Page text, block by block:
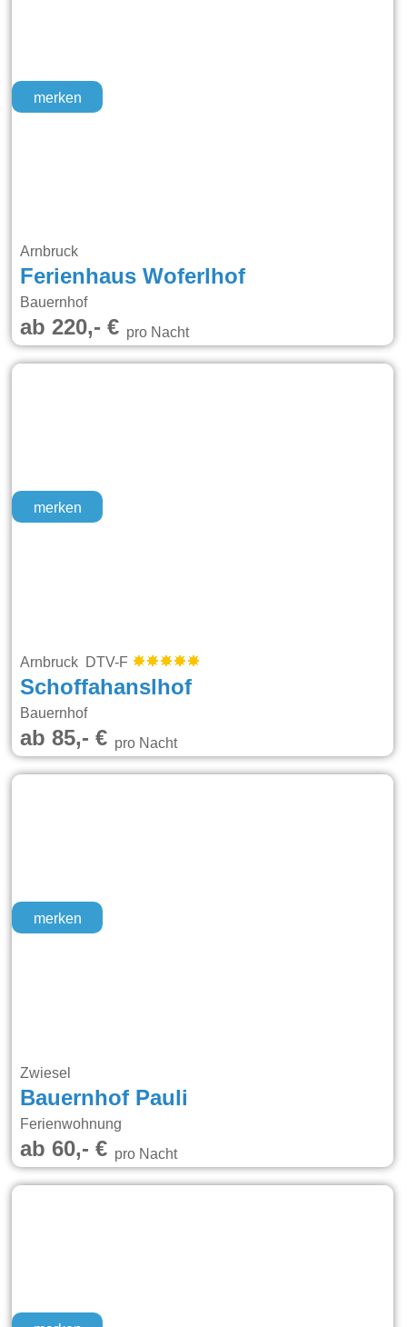
merken
Arnbruck
Ferienhaus Woferlhof
Bauernhof
ab 220,- €pro Nacht
merken
Arnbruck DTV-F
Schoffahanslhof
Bauernhof
ab 85,- €pro Nacht
merken
Zwiesel
Bauernhof Pauli
Ferienwohnung
ab 60,- €pro Nacht